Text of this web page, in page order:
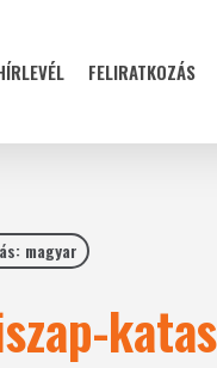
FELIRATKOZÁS
magyar